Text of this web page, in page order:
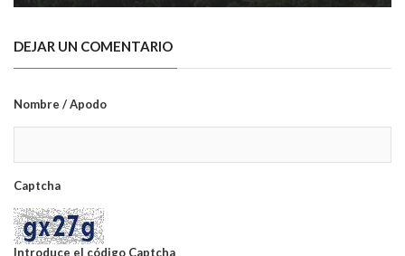
DEJAR UN COMENTARIO
Nombre / Apodo
Captcha
Introduce el código Captcha